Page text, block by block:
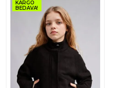
KARGO
BEDAVA!